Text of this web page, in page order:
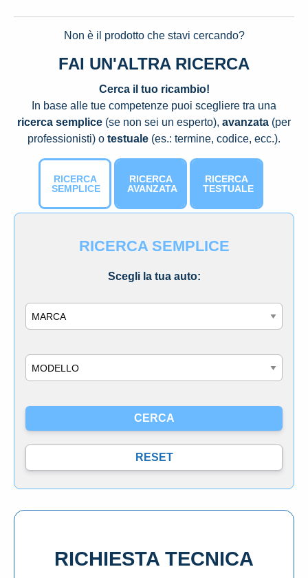
Non è il prodotto che stavi cercando?
FAI UN'ALTRA RICERCA
Cerca il tuo ricambio!
In base alle tue competenze puoi scegliere tra una
ricerca semplice (se non sei un esperto), avanzata (per
professionisti) o testuale (es.: termine, codice, ecc.).
RICERCA
SEMPLICE
RICERCA
AVANZATA
RICERCA
TESTUALE
RICERCA SEMPLICE
Scegli la tua auto:
RICHIESTA TECNICA